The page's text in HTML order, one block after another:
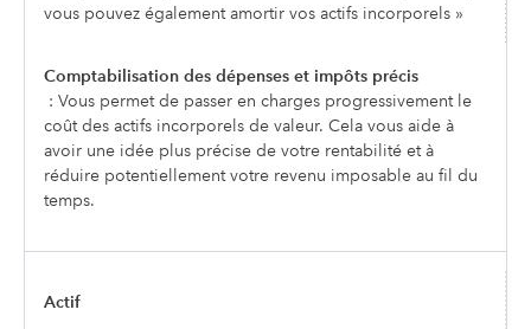
vous pouvez également amortir vos actifs incorporels »
Comptabilisation des dépenses et impôts précis
: Vous permet de passer en charges progressivement le
coût des actifs incorporels de valeur. Cela vous aide à
avoir une idée plus précise de votre rentabilité et à
réduire potentiellement votre revenu imposable au fil du
temps.
Actif